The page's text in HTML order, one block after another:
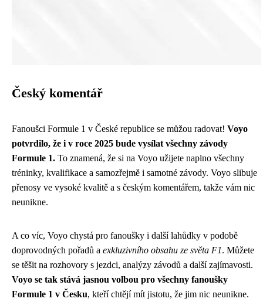
Český komentář
Fanoušci Formule 1 v České republice se můžou radovat! Voyo
potvrdilo, že i v roce 2025 bude vysílat všechny závody
Formule 1. To znamená, že si na Voyo užijete naplno všechny
tréninky, kvalifikace a samozřejmě i samotné závody. Voyo slibuje
přenosy ve vysoké kvalitě a s českým komentářem, takže vám nic
neunikne.
A co víc, Voyo chystá pro fanoušky i další lahůdky v podobě
doprovodných pořadů a exkluzivního obsahu ze světa F1. Můžete
se těšit na rozhovory s jezdci, analýzy závodů a další zajímavosti.
Voyo se tak stává jasnou volbou pro všechny fanoušky
Formule 1 v Česku, kteří chtějí mít jistotu, že jim nic neunikne.